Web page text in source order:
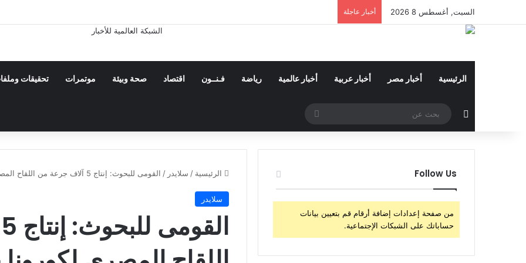
السبت, أغسطس 8 2026 أخبار عاجلة
الرئيسية أخبار مصر أخبار عربية أخبار عالمية رياضة فـنــون اقتصاد صحة وبيئة موتمرات تحقيقات
مقال عشوائي
عن
الرئيسية / سلايدر / القومى للبحوث: إنتاج 5 آلاف جرعة من اللقاح المصرى لكورونا بأسعار مخفضة
سلايدر
Follow Us
من صفحة إعدادات إضافة أرقام قم بتعيين بيانات
حساباتك على الشبكات الإجتماعية.